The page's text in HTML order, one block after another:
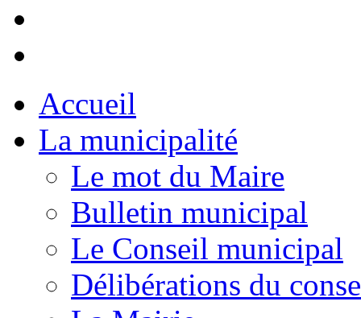
Accueil
La municipalité
Le mot du Maire
Bulletin municipal
Le Conseil municipal
Délibérations du